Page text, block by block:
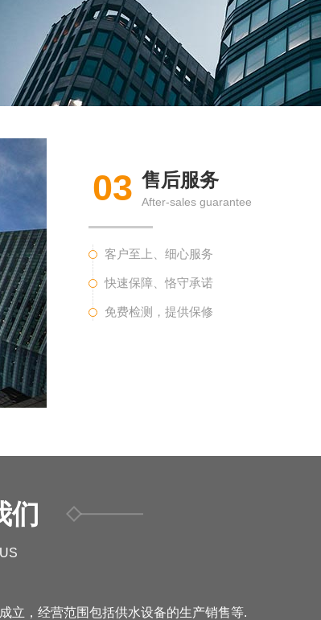
03 售后服务
After-sales guarantee
客户至上、细心服务
快速保障、恪守承诺
免费检测，提供保修
们
立，经营范围包括供水设备的生产销售等.